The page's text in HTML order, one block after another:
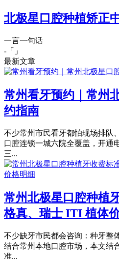
北极星口腔种植矫正
一言一句话
-「
」
最新文章
常州看牙预约｜常州
约指南
不少常州市民看牙都怕现场排队
口腔连锁一城六院全覆盖，开通
三...
常州北极星口腔种植
格真、瑞士 ITI 植体
不少缺牙市民都会咨询：种牙整
结合常州本地口腔市场，本文结
准...